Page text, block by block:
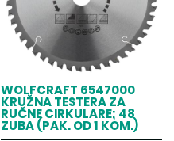
WOLFCRAFT 6547000
KRUŽNA TESTERA ZA
RUČNE CIRKULARE; 48
ZUBA (PAK. OD 1 KOM.)